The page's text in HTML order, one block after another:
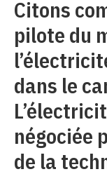
Citons
pilote du
dans le
négociée
de la